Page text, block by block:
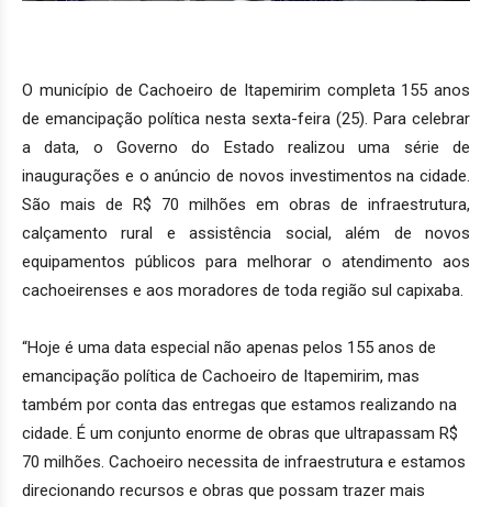
O município de Cachoeiro de Itapemirim completa 155 anos
de emancipação política nesta sexta-feira (25). Para celebrar
a data, o Governo do Estado realizou uma série de
inaugurações e o anúncio de novos investimentos na cidade.
São mais de R$ 70 milhões em obras de infraestrutura,
calçamento rural e assistência social, além de novos
equipamentos públicos para melhorar o atendimento aos
cachoeirenses e aos moradores de toda região sul capixaba.
“Hoje é uma data especial não apenas pelos 155 anos de
emancipação política de Cachoeiro de Itapemirim, mas
também por conta das entregas que estamos realizando na
cidade. É um conjunto enorme de obras que ultrapassam R$
70 milhões. Cachoeiro necessita de infraestrutura e estamos
direcionando recursos e obras que possam trazer mais